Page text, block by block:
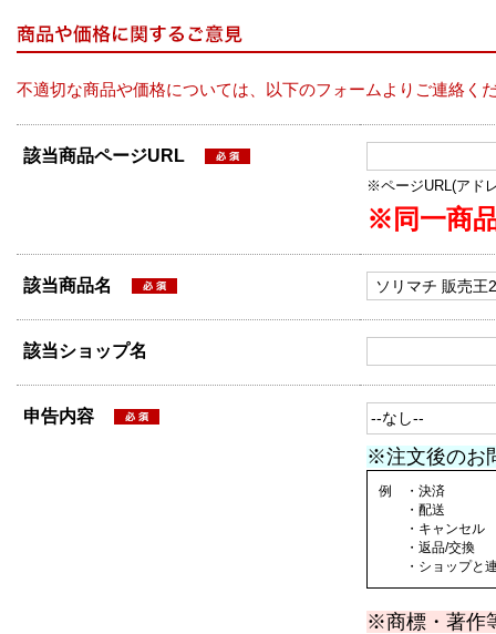
不適切な商品や価格については、以下のフォームよりご連絡く
該当商品ページURL
※ページURL(アド
※同一商
該当商品名
該当ショップ名
申告内容
※注文後のお
例 ・決済
・配送
・キャンセル
・返品/交換
・ショップと連
※商標・著作